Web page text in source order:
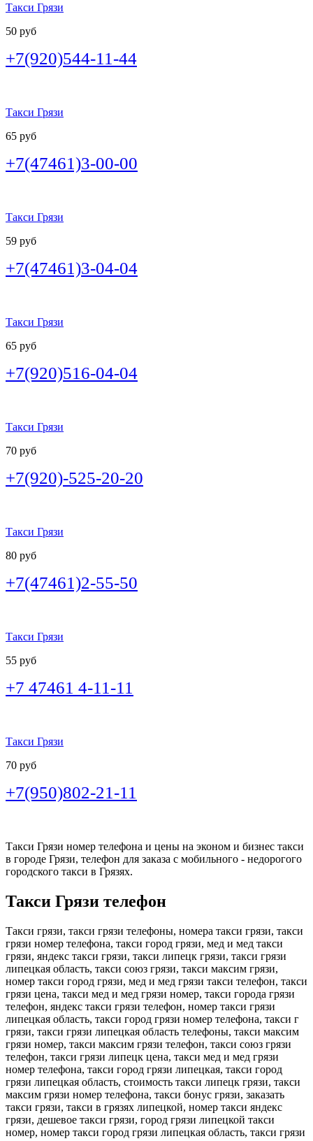
Такси Грязи
50 руб
+7(920)544-11-44
Такси Грязи
65 руб
+7(47461)3-00-00
Такси Грязи
59 руб
+7(47461)3-04-04
Такси Грязи
65 руб
+7(920)516-04-04
Такси Грязи
70 руб
+7(920)-525-20-20
Такси Грязи
80 руб
+7(47461)2-55-50
Такси Грязи
55 руб
+7 47461 4-11-11
Такси Грязи
70 руб
+7(950)802-21-11
Такси Грязи номер телефона и цены на эконом и бизнес такси
в городе Грязи, телефон для заказа с мобильного - недорогого
городского такси в Грязях.
Такси Грязи телефон
Такси грязи, такси грязи телефоны, номера такси грязи, такси
грязи номер телефона, такси город грязи, мед и мед такси
грязи, яндекс такси грязи, такси липецк грязи, такси грязи
липецкая область, такси союз грязи, такси максим грязи,
номер такси город грязи, мед и мед грязи такси телефон, такси
грязи цена, такси мед и мед грязи номер, такси города грязи
телефон, яндекс такси грязи телефон, номер такси грязи
липецкая область, такси город грязи номер телефона, такси г
грязи, такси грязи липецкая область телефоны, такси максим
грязи номер, такси максим грязи телефон, такси союз грязи
телефон, такси грязи липецк цена, такси мед и мед грязи
номер телефона, такси город грязи липецкая, такси город
грязи липецкая область, стоимость такси липецк грязи, такси
максим грязи номер телефона, такси бонус грязи, заказать
такси грязи, такси в грязях липецкой, номер такси яндекс
грязи, дешевое такси грязи, город грязи липецкой такси
номер, номер такси город грязи липецкая область, такси грязи